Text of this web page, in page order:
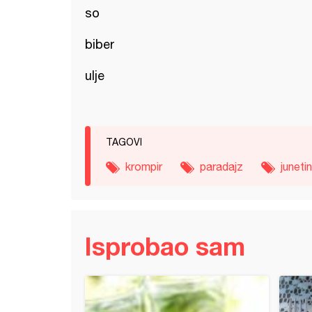
so
biber
ulje
TAGOVI
krompir paradajz
Isprobao sam